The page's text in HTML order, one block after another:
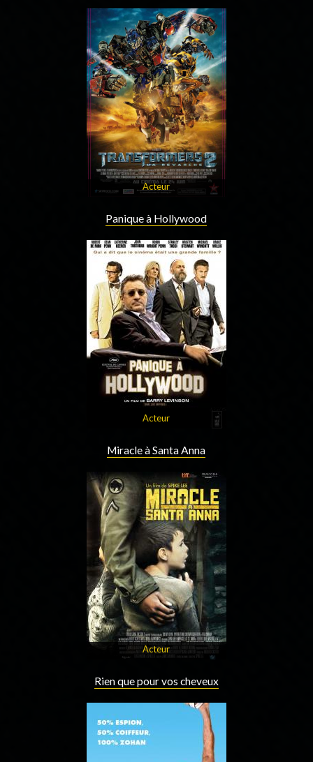
Acteur
Panique à Hollywood
Acteur
Miracle à Santa Anna
Acteur
Rien que pour vos cheveux